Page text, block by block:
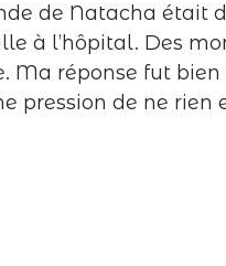
de Natacha était
à l’hôpital. Des
Ma réponse fut
pression de ne